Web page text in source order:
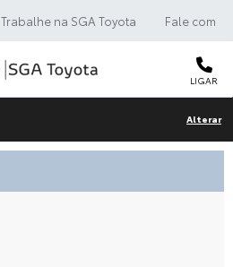
Trabalhe na SGA Toyota Fale com a
LIGAR
Alterar